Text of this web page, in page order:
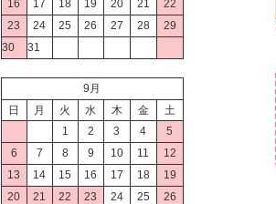
16
17 18 19 20 21
22
23
24 25 26 27 28
29
30
31
9月
日
月 火 水 木 金
土
1
2 3 4
5
6
7 8 9 10 11
12
13
14 15 16 17 18
19
20
21 22 23 24 25
26